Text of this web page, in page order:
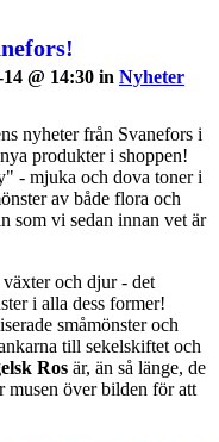
@ 14:30 in Nyheter
nyheter från Svanefors i
produkter i shoppen!
- mjuka och dova toner i
av både flora och
som vi sedan innan vet är
och djur - det
i alla dess former!
småmönster och
till sekelskiftet och
Ros är, än så länge, de
musen över bilden för att